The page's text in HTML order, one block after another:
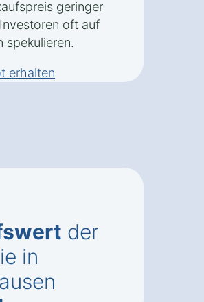
geringer
oft auf
spekulieren.
erhalten
der
in